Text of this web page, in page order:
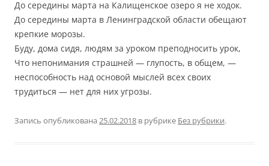
До середины марта на Калищенское озеро я не ходок.
До середины марта в Ленинградской области обещают
крепкие морозы.
Буду, дома сидя, людям за уроком преподносить урок,
Что непонимания страшней — глупость, в общем, —
неспособность над основой мыслей всех своих
трудиться — нет для них угрозы.
Запись опубликована 25.02.2018 в рубрике Без рубрики.